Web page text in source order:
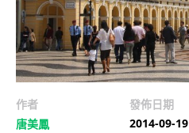
作者
唐美鳳
發佈日期
2014-09-19